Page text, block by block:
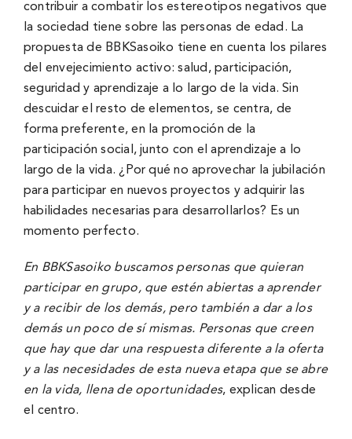
contribuir a combatir los estereotipos negativos que
la sociedad tiene sobre las personas de edad. La
propuesta de BBKSasoiko tiene en cuenta los pilares
del envejecimiento activo: salud, participación,
seguridad y aprendizaje a lo largo de la vida. Sin
descuidar el resto de elementos, se centra, de
forma preferente, en la promoción de la
participación social, junto con el aprendizaje a lo
largo de la vida. ¿Por qué no aprovechar la jubilación
para participar en nuevos proyectos y adquirir las
habilidades necesarias para desarrollarlos? Es un
momento perfecto.
En BBKSasoiko buscamos personas que quieran
participar en grupo, que estén abiertas a aprender
y a recibir de los demás, pero también a dar a los
demás un poco de sí­ mismas. Personas que creen
que hay que dar una respuesta diferente a la oferta
y a las necesidades de esta nueva etapa que se abre
en la vida, llena de oportunidades, explican desde
el centro.